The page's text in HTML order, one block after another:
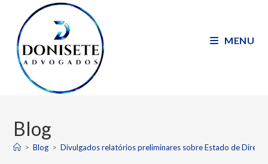
MENU
Blog
> Blog > Divulgados relatórios preliminares sobre Estado de Direito